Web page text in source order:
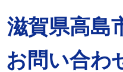
滋賀県高島
お問い合わ